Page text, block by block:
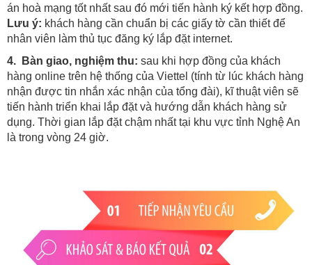
án hoà mạng tốt nhất sau đó mới tiến hành ký kết hợp đồng.
Lưu ý: khách hàng cần chuẩn bị các giấy tờ cần thiết để
nhân viên làm thủ tục đăng ký lắp đặt internet.
4. Bàn giao, nghiệm thu: sau khi hợp đồng của khách
hàng online trên hệ thống của Viettel (tính từ lúc khách hàng
nhận được tin nhắn xác nhận của tổng đài), kĩ thuật viên sẽ
tiến hành triển khai lắp đặt và hướng dẫn khách hàng sử
dụng. Thời gian lắp đặt chậm nhất tại khu vực tỉnh Nghệ An
là trong vòng 24 giờ.